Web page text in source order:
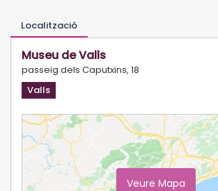
Localització
Museu de Valls
passeig dels Caputxins, 18
Valls
Veure Mapa